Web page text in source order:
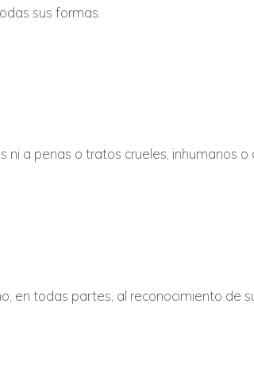
sus formas.
a penas o tratos crueles, inhumanos o
en todas partes, al reconocimiento de